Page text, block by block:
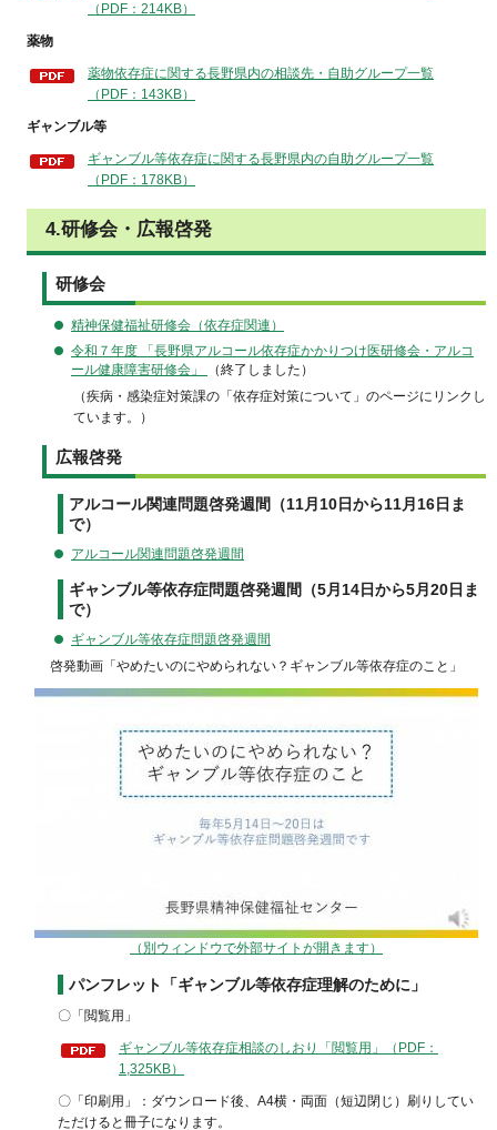
（PDF：214KB）
薬物
薬物依存症に関する長野県内の相談先・自助グループ一覧
（PDF：143KB）
ギャンブル等
ギャンブル等依存症に関する長野県内の自助グループ一覧
（PDF：178KB）
4.研修会・広報啓発
研修会
精神保健福祉研修会（依存症関連）
令和７年度 「長野県アルコール依存症かかりつけ医研修会・アルコ
ール健康障害研修会」
（終了しました）
（疾病・感染症対策課の「依存症対策について」のページにリンクし
ています。）
広報啓発
アルコール関連問題啓発週間（11月10日から11月16日ま
で）
アルコール関連問題啓発週間
ギャンブル等依存症問題啓発週間（5月14日から5月20日ま
で）
ギャンブル等依存症問題啓発週間
啓発動画「やめたいのにやめられない？ギャンブル等依存症のこと」
（別ウィンドウで外部サイトが開きます）
パンフレット「ギャンブル等依存症理解のために」
〇「閲覧用」
ギャンブル等依存症相談のしおり「閲覧用」（PDF：
1,325KB）
〇「印刷用」：ダウンロード後、A4横・両面（短辺閉じ）刷りしてい
ただけると冊子になります。